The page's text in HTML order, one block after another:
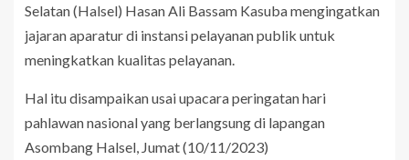
Selatan (Halsel) Hasan Ali Bassam Kasuba mengingatkan
jajaran aparatur di instansi pelayanan publik untuk
meningkatkan kualitas pelayanan.
Hal itu disampaikan usai upacara peringatan hari
pahlawan nasional yang berlangsung di lapangan
Asombang Halsel, Jumat (10/11/2023)